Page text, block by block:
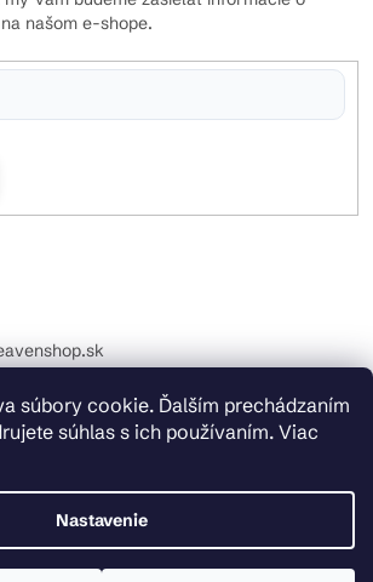
súbory cookie. Ďalším prechádzaním
súhlas s ich používaním. Viac
Nastavenie
našom e-shope.
: +421 914 399 399 Pracovné dni od
. REKLAMÁCIE : +421 914 399 399